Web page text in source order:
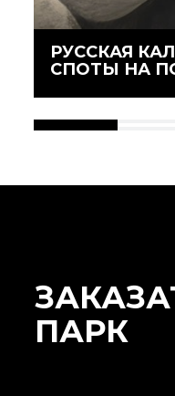
РУССКАЯ
СПОТЫ НА
ПАРК